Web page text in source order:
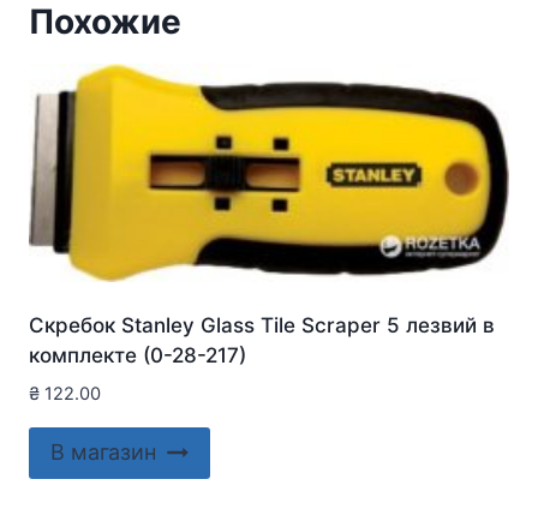
Похожие
Скребок Stanley Glass Tile Scraper 5 лезвий в
комплекте (0-28-217)
₴ 122.00
В магазин